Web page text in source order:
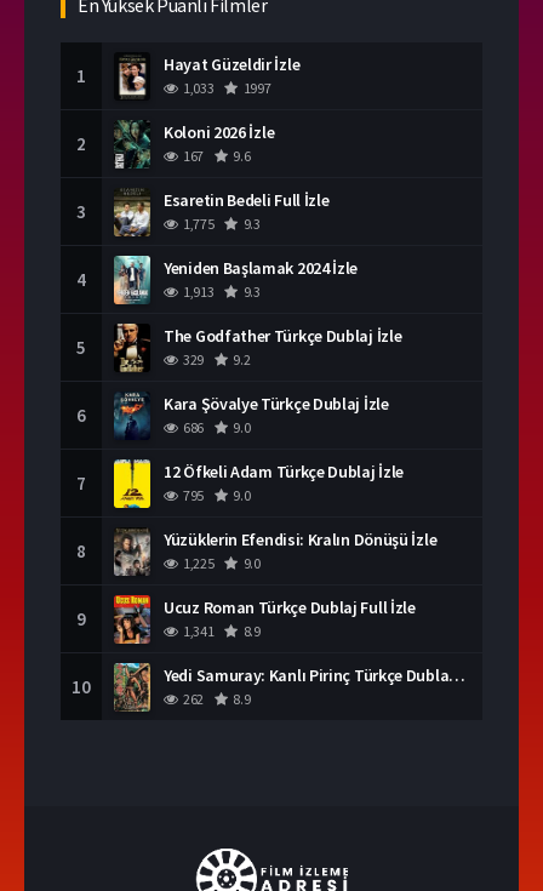
En Yüksek Puanlı Filmler
1 Hayat Güzeldir İzle
1,033 1997
2 Koloni 2026 İzle
167 9.6
3 Esaretin Bedeli Full İzle
1,775 9.3
4 Yeniden Başlamak 2024 İzle
1,913 9.3
5 The Godfather Türkçe Dublaj İzle
329 9.2
6 Kara Şövalye Türkçe Dublaj İzle
686 9.0
7 12 Öfkeli Adam Türkçe Dublaj İzle
795 9.0
8 Yüzüklerin Efendisi: Kralın Dönüşü İzle
1,225 9.0
9 Ucuz Roman Türkçe Dublaj Full İzle
1,341 8.9
10 Yedi Samuray: Kanlı Pirinç Türkçe Dublaj İzle
262 8.9